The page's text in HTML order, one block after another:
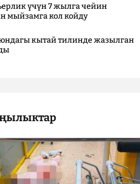
үчүн 7 жылга чейин
мыйзамга кол койду
кытай тилинде жазылган